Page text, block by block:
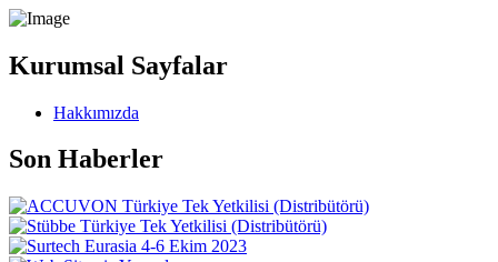
Kurumsal Sayfalar
Hakkımızda
Son Haberler